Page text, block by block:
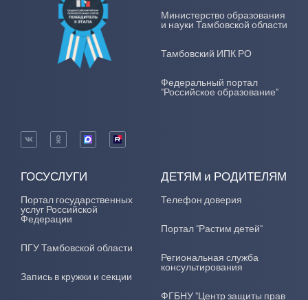
Министерство образования
и науки Тамбовской области
Тамбовский ИПК РО
Федеральный портал
"Российское образование"
ГОСУСЛУГИ
Портал государственных
услуг Российской
Федерации
ПГУ Тамбовской области
Запись в кружки и секции
ДЕТЯМ и РОДИТЕЛЯМ
Телефон доверия
Портал "Растим детей"
Региональная служба
консультирования
ФГБНУ "Центр защиты прав